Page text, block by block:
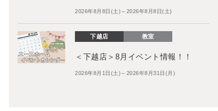
2026年8月8日(土)～2026年8月8日(土)
下越店 教室
＜下越店＞8月イベント情報！！
2026年8月1日(土)～2026年8月31日(月)